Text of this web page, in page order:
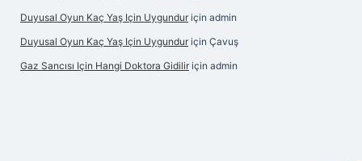
Duyusal Oyun Kaç Yaş Için Uygundur için admin
Duyusal Oyun Kaç Yaş Için Uygundur için Çavuş
Gaz Sancısı Için Hangi Doktora Gidilir için admin